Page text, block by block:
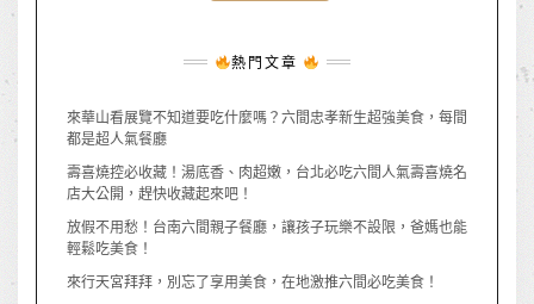
熱門文章
來華山看展覽不知道要吃什麼嗎？六間忠孝新生超強美食，每間
都是超人氣餐廳
壽喜燒控必收藏！湯底香、肉超嫩，台北必吃六間人氣壽喜燒名
店大公開，趕快收藏起來吧！
放假不用愁！台南六間親子餐廳，讓孩子玩樂不設限，爸媽也能
輕鬆吃美食！
來行天宮拜拜，別忘了享用美食，在地激推六間必吃美食！